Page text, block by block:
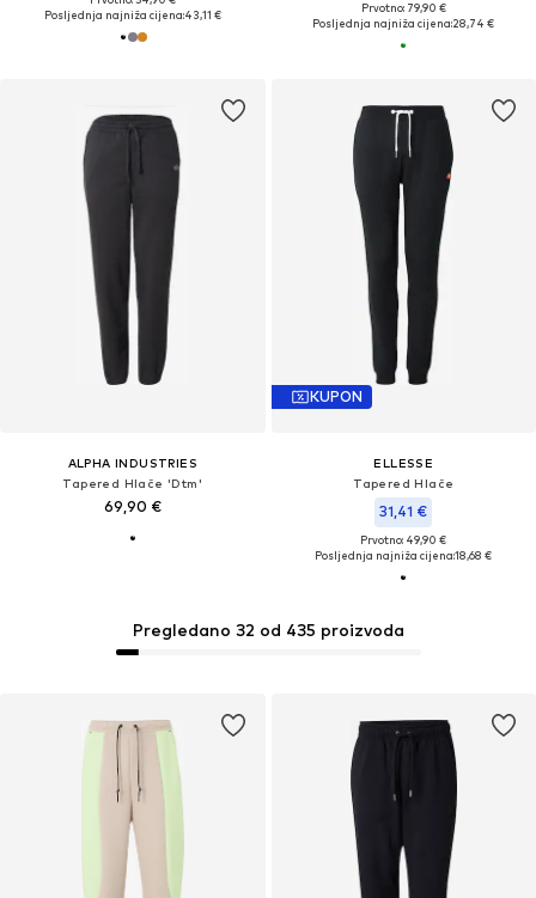
Posljednja najniža cijena:43,11 €
Prvotno: 79,90 €
Posljednja najniža cijena:28,74 €
ALPHA INDUSTRIES
Tapered Hlače 'Dtm'
69,90 €
Pregledano 32 od 435 proizvoda
KUPON
ELLESSE
Tapered Hlače
31,41 €
Prvotno: 49,90 €
Posljednja najniža cijena:18,68 €